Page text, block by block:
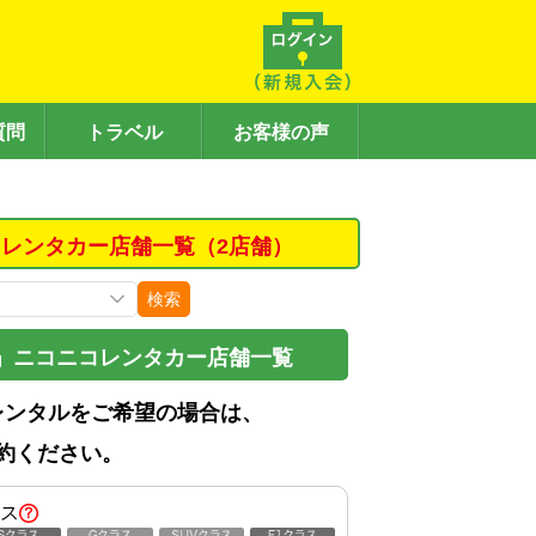
問 トラベル お客様の声
ンタカー店舗一覧（2店舗）
検索
ニコニコレンタカー店舗一覧
タルをご希望の場合は、
ください。